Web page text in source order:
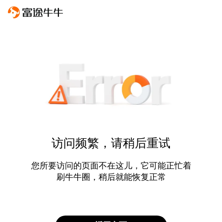
访问频繁，请稍后重试
您所要访问的页面不在这儿，它可能正忙着
刷牛牛圈，稍后就能恢复正常